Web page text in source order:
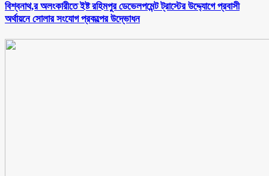
বিশ্বনাথ,র অলংকারীতে ইষ্ট রহিমপুর ডেভেলপমেন্ট ট্রাস্টের উদ্দ্যোগে প্রবাসী
অর্থায়নে সোলার সংযোগ প্রকল্পের উদ্ভোধন